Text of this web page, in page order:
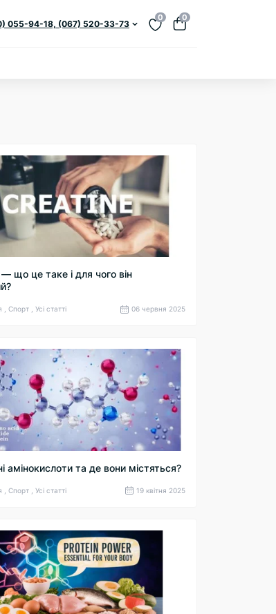
055-94-18, (067) 520-33-73
0 0
що це таке і для чого він
, Спорт , Усі статті 06 червня 2025
амінокислоти та де вони містяться?
, Спорт , Усі статті 19 квітня 2025